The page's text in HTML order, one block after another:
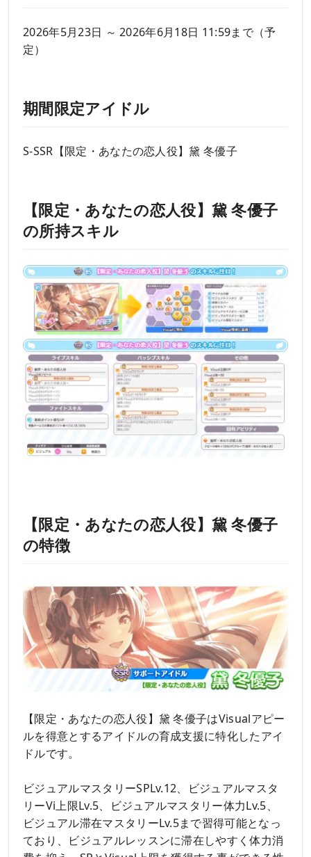
2026年5月23日 ～ 2026年6月18日 11:59まで（予
定）
期間限定アイドル
S-SSR【限定・あなたの恋人役】黛 冬優子
【限定・あなたの恋人役】黛 冬優子
の所持スキル
【限定・あなたの恋人役】黛 冬優子
の特徴
【限定・あなたの恋人役】黛 冬優子はVisualアピー
ルを得意とするアイドルの育成支援に特化したアイ
ドルです。
ビジュアルマスタリーSPLv.12、ビジュアルマスタ
リーVi上限Lv.5、ビジュアルマスタリー体力Lv.5、
ビジュアル滞在マスタリーLv.5まで習得可能となっ
ており、ビジュアルレッスンに滞在しやすく体力消